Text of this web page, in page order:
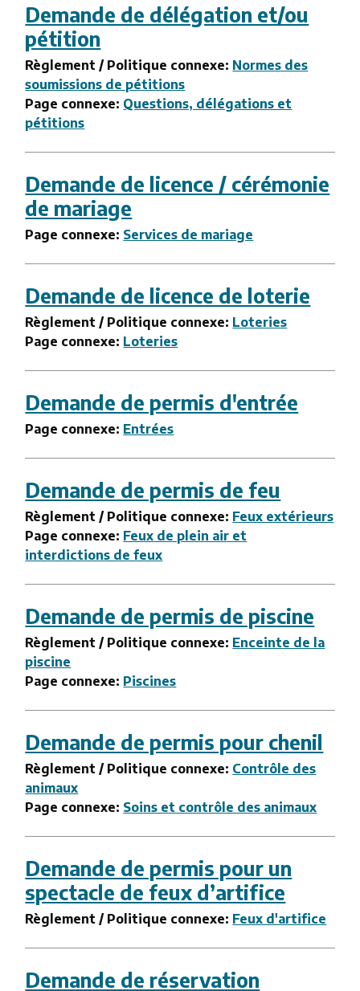
Demande de délégation et/ou
pétition
Règlement / Politique connexe: Normes des
soumissions de pétitions
Page connexe: Questions, délégations et
pétitions
Demande de licence / cérémonie
de mariage
Page connexe: Services de mariage
Demande de licence de loterie
Règlement / Politique connexe: Loteries
Page connexe: Loteries
Demande de permis d'entrée
Page connexe: Entrées
Demande de permis de feu
Règlement / Politique connexe: Feux extérieurs
Page connexe: Feux de plein air et
interdictions de feux
Demande de permis de piscine
Règlement / Politique connexe: Enceinte de la
piscine
Page connexe: Piscines
Demande de permis pour chenil
Règlement / Politique connexe: Contrôle des
animaux
Page connexe: Soins et contrôle des animaux
Demande de permis pour un
spectacle de feux d’artifice
Règlement / Politique connexe: Feux d'artifice
Demande de réservation